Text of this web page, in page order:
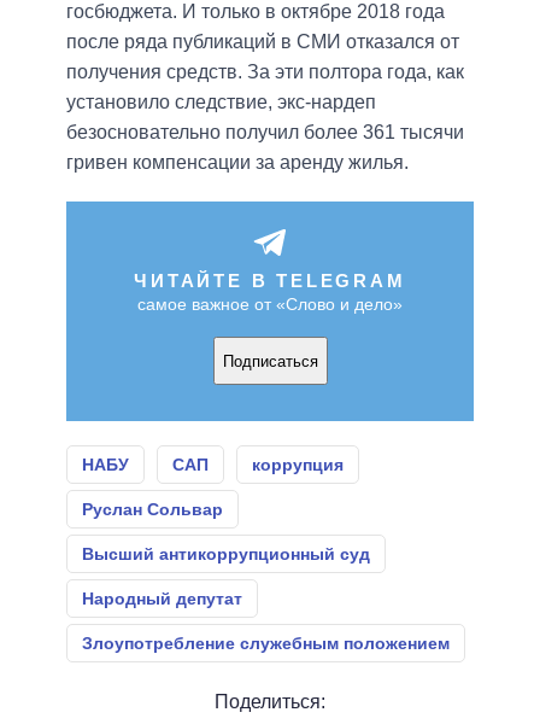
госбюджета. И только в октябре 2018 года
после ряда публикаций в СМИ отказался от
получения средств. За эти полтора года, как
установило следствие, экс-нардеп
безосновательно получил более 361 тысячи
гривен компенсации за аренду жилья.
ЧИТАЙТЕ В TELEGRAM
самое важное от «Слово и дело»
Подписаться
НАБУ САП коррупция
Руслан Сольвар
Высший антикоррупционный суд
Народный депутат
Злоупотребление служебным положением
Поделиться: